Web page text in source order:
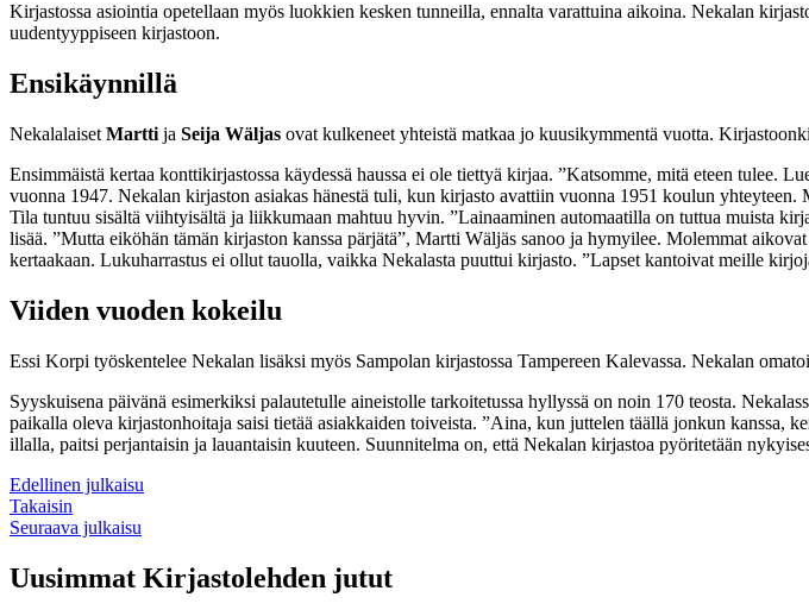
Kirjastossa asiointia opetellaan myös luokkien kesken tunneilla, ennalta varattuina aikoina. Nekalan
uudentyyppiseen kirjastoon.
Ensikäynnillä
Nekalalaiset Martti ja Seija Wäljas ovat kulkeneet yhteistä matkaa jo kuusikymmentä vuotta.
Ensimmäistä kertaa konttikirjastossa käydessä haussa ei ole tiettyä kirjaa. ”Katsomme, mitä eteen tulee.
vuonna 1947. Nekalan kirjaston asiakas hänestä tuli, kun kirjasto avattiin vuonna 1951 koulun
Tila tuntuu sisältä viihtyisältä ja liikkumaan mahtuu hyvin. ”Lainaaminen automaatilla on tuttua muista
lisää. ”Mutta eiköhän tämän kirjaston kanssa pärjätä”, Martti Wäljäs sanoo ja hymyilee. Molemmat
kertaakaan. Lukuharrastus ei ollut tauolla, vaikka Nekalasta puuttui kirjasto. ”Lapset kantoivat meille
Viiden vuoden kokeilu
Essi Korpi työskentelee Nekalan lisäksi myös Sampolan kirjastossa Tampereen Kalevassa. Nekalan
Syyskuisena päivänä esimerkiksi palautetulle aineistolle tarkoitetussa hyllyssä on noin 170 teosta.
paikalla oleva kirjastonhoitaja saisi tietää asiakkaiden toiveista. ”Aina, kun juttelen täällä jonkun kanssa,
illalla, paitsi perjantaisin ja lauantaisin kuuteen. Suunnitelma on, että Nekalan kirjastoa pyöritetään
Edellinen julkaisu
Takaisin
Seuraava julkaisu
Uusimmat Kirjastolehden jutut